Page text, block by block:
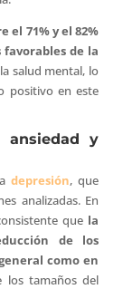
el 71% y el 82%
de la
salud mental, lo
positivo en este
ansiedad y
depresión, que
analizadas. En
que la
de los
como en
los tamaños del